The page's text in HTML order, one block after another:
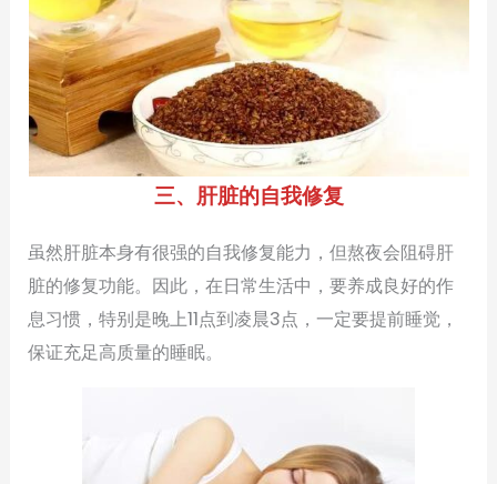
三、肝脏的自我修复
虽然肝脏本身有很强的自我修复能力，但熬夜会阻碍肝
脏的修复功能。因此，在日常生活中，要养成良好的作
息习惯，特别是晚上11点到凌晨3点，一定要提前睡觉，
保证充足高质量的睡眠。